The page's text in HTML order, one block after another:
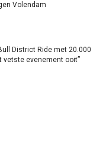
Volendam
District Ride met 20.000
vetste evenement ooit”